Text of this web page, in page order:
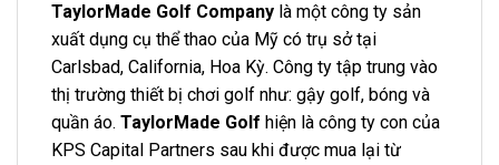
TaylorMade Golf Company là một công ty sản
xuất dụng cụ thể thao của Mỹ có trụ sở tại
Carlsbad, California, Hoa Kỳ. Công ty tập trung vào
thị trường thiết bị chơi golf như: gậy golf, bóng và
quần áo. TaylorMade Golf hiện là công ty con của
KPS Capital Partners sau khi được mua lại từ